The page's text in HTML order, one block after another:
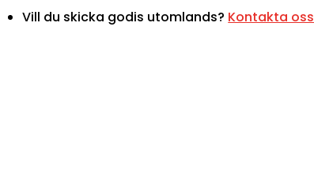
Vill du skicka godis utomlands? Kontakta oss